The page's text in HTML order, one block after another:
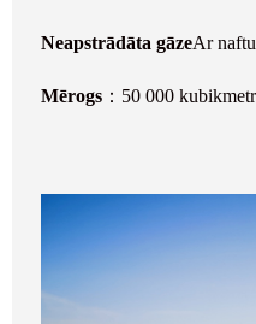
Neapstrādāta gāzeAr
Mērogs ：50 000